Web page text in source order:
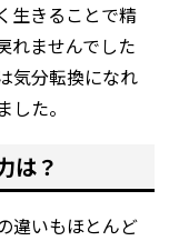
生きることで精
れませんでした
気分転換になれ
た。
は？
違いもほとんど